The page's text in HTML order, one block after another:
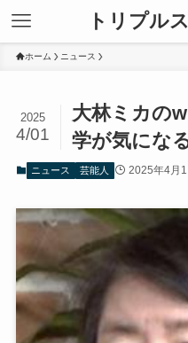
トリプル
ホーム ニュース
大林ミカの
学が気にな
2025
4/01
ニュース 芸能人 2025年4月1